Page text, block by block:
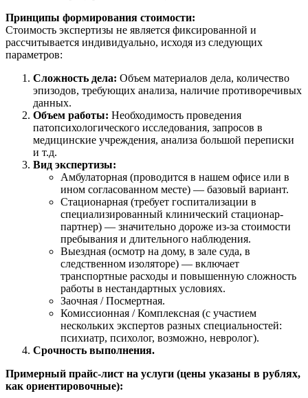
Принципы формирования стоимости:
Стоимость экспертизы не является фиксированной и
рассчитывается индивидуально, исходя из следующих
параметров:
Сложность дела: Объем материалов дела, количество
эпизодов, требующих анализа, наличие противоречивых
данных.
Объем работы: Необходимость проведения
патопсихологического исследования, запросов в
медицинские учреждения, анализа большой переписки
и т.д.
Вид экспертизы:
Амбулаторная (проводится в нашем офисе или в
ином согласованном месте) — базовый вариант.
Стационарная (требует госпитализации в
специализированный клинический стационар-
партнер) — значительно дороже из-за стоимости
пребывания и длительного наблюдения.
Выездная (осмотр на дому, в зале суда, в
следственном изоляторе) — включает
транспортные расходы и повышенную сложность
работы в нестандартных условиях.
Заочная / Посмертная.
Комиссионная / Комплексная (с участием
нескольких экспертов разных специальностей:
психиатр, психолог, возможно, невролог).
Срочность выполнения.
Примерный прайс-лист на услуги (цены указаны в рублях,
как ориентировочные):